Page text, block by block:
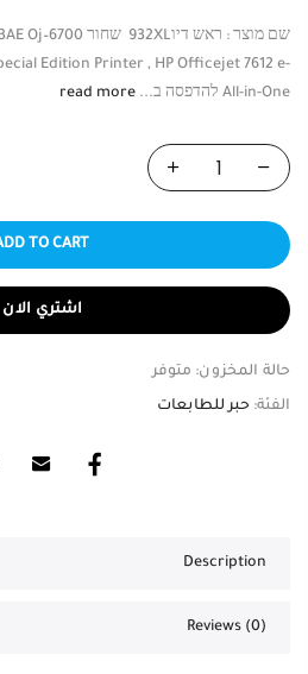
Edition Printer , HP Officejet 7612 e-
All-in-One להדפסה ב...
TO CART
اشتري الان
حالة المخزون: متوفر
الفئة: حبر للطابعات
Description
Reviews (0)